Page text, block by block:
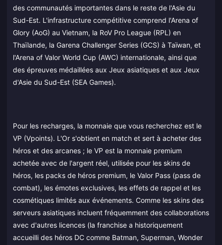
des communautés importantes dans le reste de l'Asie du
Sud-Est. L'infrastructure compétitive comprend l'Arena of
Glory (AoG) au Vietnam, la RoV Pro League (RPL) en
Thaïlande, la Garena Challenger Series (GCS) à Taïwan, et
l'Arena of Valor World Cup (AWC) internationale, ainsi que
des épreuves médaillées aux Jeux asiatiques et aux Jeux
d'Asie du Sud-Est (SEA Games).
Pour les recharges, la monnaie que vous recherchez est le
VP (Vpoints). L'Or s'obtient en match et sert à acheter des
héros et des arcanes ; le VP est la monnaie premium
achetée avec de l'argent réel, utilisée pour les skins de
héros, les packs de héros premium, le Valor Pass (pass de
combat), les émotes exclusives, les effets de rappel et les
cosmétiques limités aux événements. Comme les skins des
serveurs asiatiques incluent fréquemment des collaborations
avec d'autres licences (la franchise a historiquement
accueilli des héros DC comme Batman, Superman, Wonder